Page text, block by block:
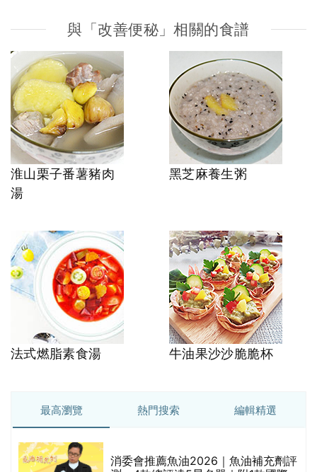
與「改善便秘」相關的食譜
淮山栗子番薯豬肉
湯
黑芝麻養生粥
法式燃脂素食湯 牛油果沙沙脆脆杯
最高瀏覽 熱門搜索 編輯精選
消委會推薦魚油2026｜魚油補充劑評